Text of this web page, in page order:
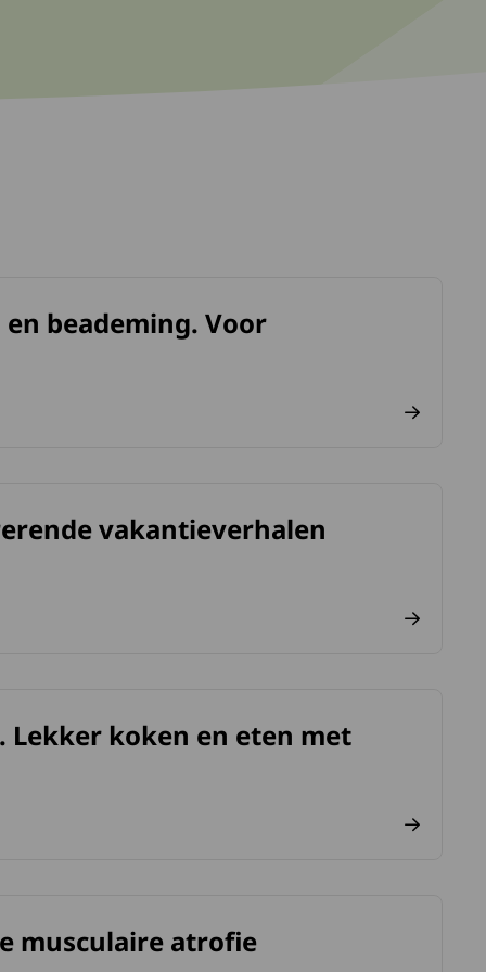
beademing. Voor
vakantieverhalen
praktische tips.
Lekker koken en eten met
een spierziekte..
musculaire atrofie